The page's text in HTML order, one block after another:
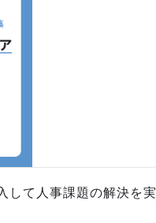
して人事課題の解決を実